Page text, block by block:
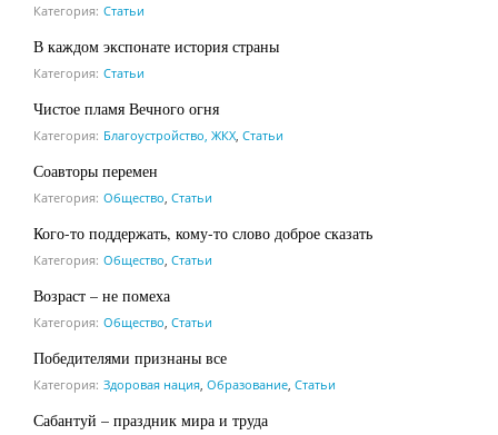
Категория: Статьи
В каждом экспонате история страны
Категория: Статьи
Чистое пламя Вечного огня
Категория: Благоустройство, ЖКХ Статьи
Соавторы перемен
Категория: Общество Статьи
Кого-то поддержать, кому-то слово доброе сказать
Категория: Общество Статьи
Возраст – не помеха
Категория: Общество Статьи
Победителями признаны все
Категория: Здоровая нация Образование Статьи
Сабантуй – праздник мира и труда